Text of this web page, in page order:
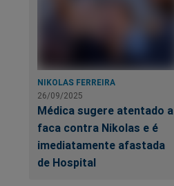
NIKOLAS FERREIRA
26/09/2025
Médica sugere atentado a
faca contra Nikolas e é
imediatamente afastada
de Hospital